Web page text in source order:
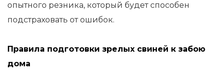
опытного резника, который будет способен
подстраховать от ошибок.
Правила подготовки зрелых свиней к забою
дома